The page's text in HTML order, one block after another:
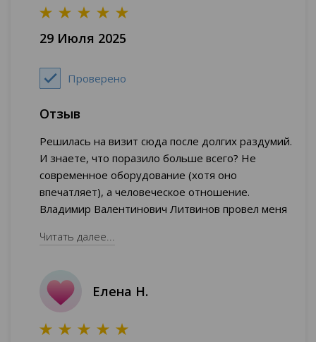
29 Июля 2025
Проверено
Отзыв
Решилась на визит сюда после долгих раздумий.
И знаете, что поразило больше всего? Не
современное оборудование (хотя оно
впечатляет), а человеческое отношение.
Владимир Валентинович Литвинов провел меня
только четкая информация и конкретные шаги.
Читать далее...
Елена Н.